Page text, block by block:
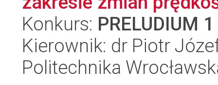
Konkurs: PRELUDIUM 1
Kierownik: dr Piotr
Politechnika